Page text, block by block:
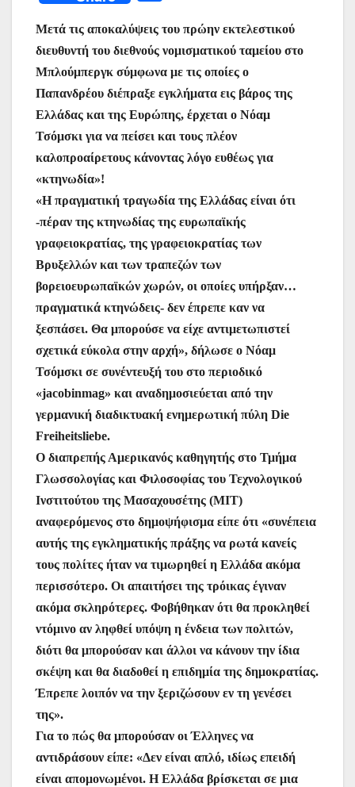
c
e
b
o
o
k
itt
er
at
s
A
p
p
ai
l
e
st
s
e
n
g
er
gr
a
m
ρ
α
σ
τε
ίτ
ε
Μετά τις αποκαλύψεις του πρώην εκτελεστικού
διευθυντή του διεθνούς νομισματικού ταμείου στο
Μπλούμπεργκ σύμφωνα με τις οποίες ο
Παπανδρέου διέπραξε εγκλήματα εις βάρος της
Ελλάδας και της Ευρώπης, έρχεται ο Νόαμ
Τσόμσκι για να πείσει και τους πλέον
καλοπροαίρετους κάνοντας λόγο ευθέως για
«κτηνωδία»!
«H πραγματική τραγωδία της Ελλάδας είναι ότι
-πέραν της κτηνωδίας της ευρωπαϊκής
γραφειοκρατίας, της γραφειοκρατίας των
Βρυξελλών και των τραπεζών των
βορειοευρωπαϊκών χωρών, οι οποίες υπήρξαν…
πραγματικά κτηνώδεις- δεν έπρεπε καν να
ξεσπάσει. Θα μπορούσε να είχε αντιμετωπιστεί
σχετικά εύκολα στην αρχή», δήλωσε ο Νόαμ
Τσόμσκι σε συνέντευξή του στο περιοδικό
«jacobinmag» και αναδημοσιεύεται από την
γερμανική διαδικτυακή ενημερωτική πύλη Die
Freiheitsliebe.
O διαπρεπής Αμερικανός καθηγητής στο Τμήμα
Γλωσσολογίας και Φιλοσοφίας του Τεχνολογικού
Ινστιτούτου της Μασαχουσέτης (MIT)
αναφερόμενος στο δημοψήφισμα είπε ότι «συνέπεια
αυτής της εγκληματικής πράξης να ρωτά κανείς
τους πολίτες ήταν να τιμωρηθεί η Ελλάδα ακόμα
περισσότερο. Οι απαιτήσει της τρόικας έγιναν
ακόμα σκληρότερες. Φοβήθηκαν ότι θα προκληθεί
ντόμινο αν ληφθεί υπόψη η ένδεια των πολιτών,
διότι θα μπορούσαν και άλλοι να κάνουν την ίδια
σκέψη και θα διαδοθεί η επιδημία της δημοκρατίας.
Έπρεπε λοιπόν να την ξεριζώσουν εν τη γενέσει
της».
Για το πώς θα μπορούσαν οι Έλληνες να
αντιδράσουν είπε: «Δεν είναι απλό, ιδίως επειδή
είναι απομονωμένοι. Η Ελλάδα βρίσκεται σε μια